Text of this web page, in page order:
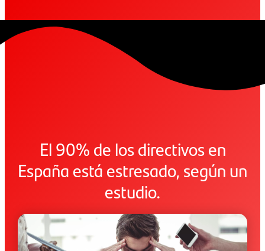
El 90% de los directivos en
España está estresado, según un
estudio.